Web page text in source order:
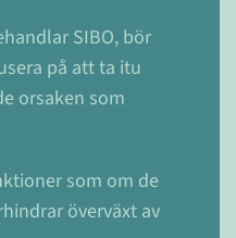
SIBO, bör
på att ta itu
orsaken som
som om de
överväxt av